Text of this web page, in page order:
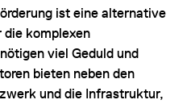
ist eine alternative
komplexen
viel Geduld und
bieten neben den
und die Infrastruktur,